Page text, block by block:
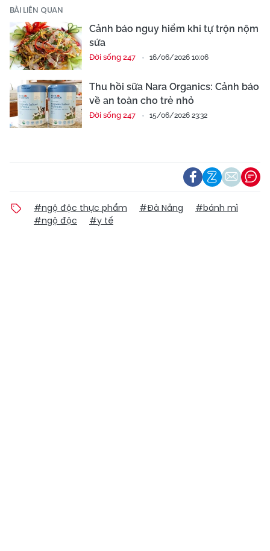
BÀI LIÊN QUAN
Cảnh báo nguy hiểm khi tự trộn nộm
sứa
Đời sống 247 16/06/2026 10:06
Thu hồi sữa Nara Organics: Cảnh báo
về an toàn cho trẻ nhỏ
Đời sống 247 15/06/2026 23:32
#ngộ độc thực phẩm #Đà Nẵng
#bánh mì
#ngộ độc
#y tế